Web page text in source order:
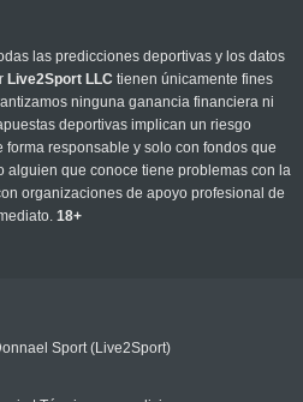
las predicciones deportivas y los datos
Live2Sport LLC tienen únicamente fines
ninguna ganancia financiera ni
deportivas implican un riesgo
forma responsable y solo con fondos que
alguien que conoce tiene problemas con la
organizaciones de apoyo profesional de
18+
Sport (Live2Sport)